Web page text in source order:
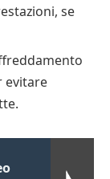
se
evitare